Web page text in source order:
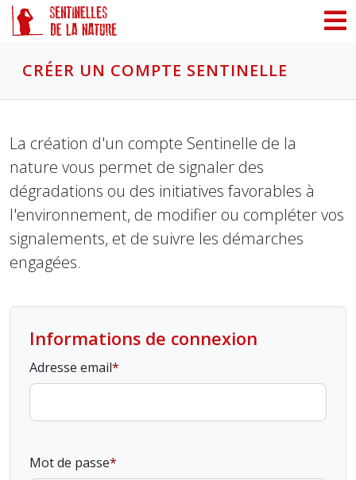
CRÉER UN COMPTE SENTINELLE
La création d'un compte Sentinelle de la
nature vous permet de signaler des
dégradations ou des initiatives favorables à
l'environnement, de modifier ou compléter vos
signalements, et de suivre les démarches
engagées.
Informations de connexion
Adresse email
Mot de passe
Panneau de gestion des cookies